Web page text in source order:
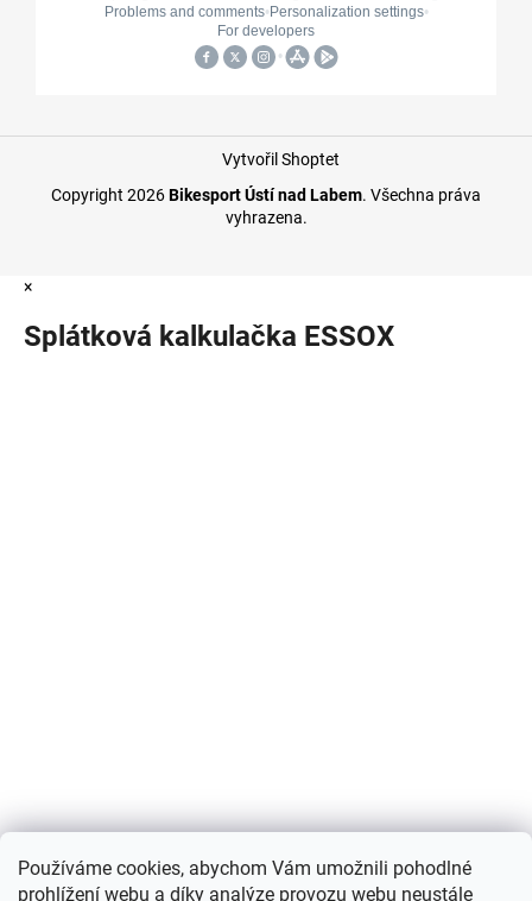
Používáme cookies, abychom Vám umožnili pohodlné
prohlížení webu a díky analýze provozu webu neustále
Vytvořil Shoptet
Copyright 2026Bikesport Ústí nad Labem. Všechna práva
vyhrazena.
×
Splátková kalkulačka ESSOX